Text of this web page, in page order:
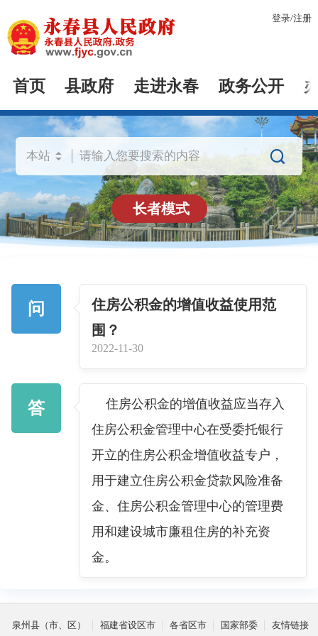
登录/注册
首页 县政府 走进永春 政务公开

长者模式
问
住房公积金的增值收益使用范
围？
2022-11-30
答
住房公积金的增值收益应当存入
住房公积金管理中心在受委托银行
开立的住房公积金增值收益专户，
用于建立住房公积金贷款风险准备
金、住房公积金管理中心的管理费
用和建设城市廉租住房的补充资
金。
泉州县（市、区） 福建省设区市 各省区市 国家部委 友情链接